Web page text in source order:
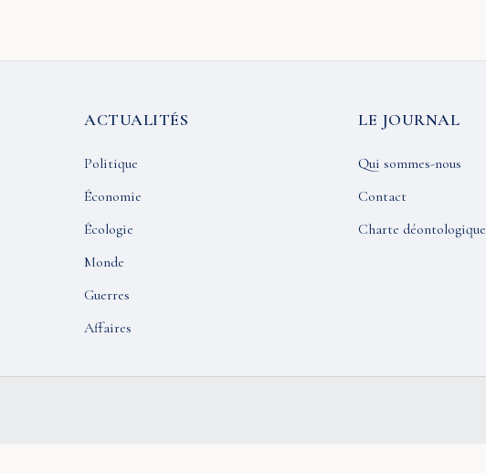
ACTUALITÉS
Politique
Économie
Écologie
Monde
Guerres
Affaires
LE JOURNAL
Qui sommes-nous
Contact
Charte déontologique